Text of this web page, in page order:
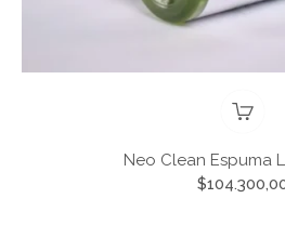
Neo Clean Espuma
Precio